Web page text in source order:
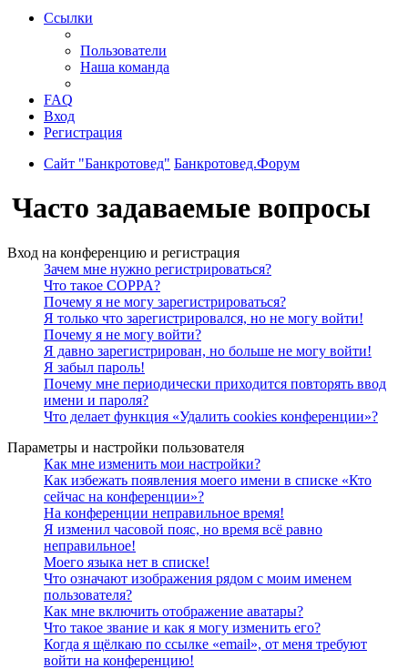
Ссылки
Пользователи
Наша команда
FAQ
Вход
Регистрация
Сайт "Банкротовед" Банкротовед.Форум
Часто задаваемые вопросы
Вход на конференцию и регистрация
Зачем мне нужно регистрироваться?
Что такое COPPA?
Почему я не могу зарегистрироваться?
Я только что зарегистрировался, но не могу войти!
Почему я не могу войти?
Я давно зарегистрирован, но больше не могу войти!
Я забыл пароль!
Почему мне периодически приходится повторять ввод
имени и пароля?
Что делает функция «Удалить cookies конференции»?
Параметры и настройки пользователя
Как мне изменить мои настройки?
Как избежать появления моего имени в списке «Кто
сейчас на конференции»?
На конференции неправильное время!
Я изменил часовой пояс, но время всё равно
неправильное!
Моего языка нет в списке!
Что означают изображения рядом с моим именем
пользователя?
Как мне включить отображение аватары?
Что такое звание и как я могу изменить его?
Когда я щёлкаю по ссылке «email», от меня требуют
войти на конференцию!